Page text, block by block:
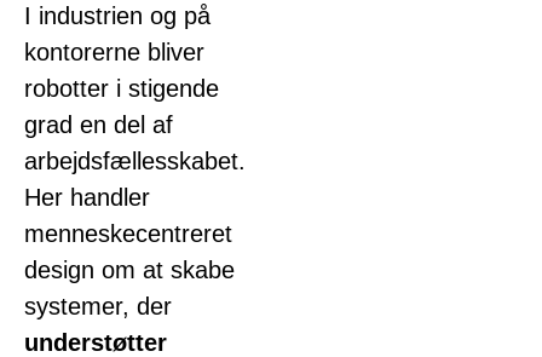
I industrien og på
kontorerne bliver
robotter i stigende
grad en del af
arbejdsfællesskabet.
Her handler
menneskecentreret
design om at skabe
systemer, der
understøtter